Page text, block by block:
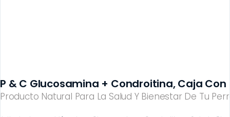
Producto Natural Para La Salud Y Bienestar De Tu
P & C Glucosamina + Condroitina, Caja Con